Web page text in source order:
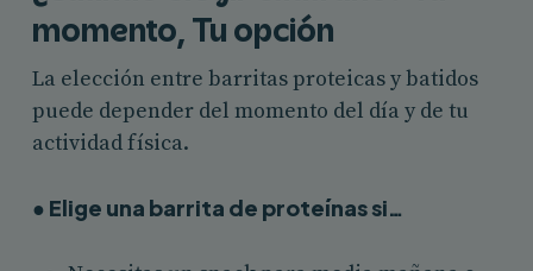
momento, Tu opción
La elección entre barritas proteicas y batidos
puede depender del momento del día y de tu
actividad física.
● Elige una barrita de proteínas si…